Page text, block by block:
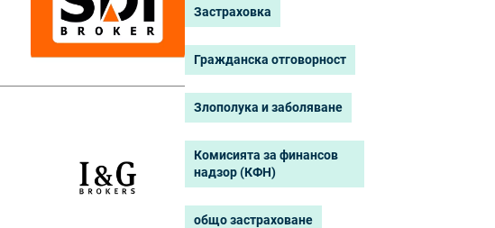
Застраховка
Гражданска отговорност
Злополука и заболяване
Комисията за финансов
надзор (КФН)
общо застраховане